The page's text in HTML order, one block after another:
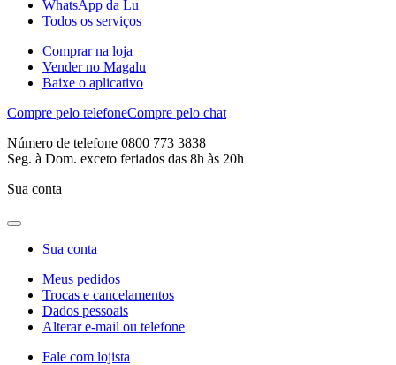
WhatsApp da Lu
Todos os serviços
Comprar na loja
Vender no Magalu
Baixe o aplicativo
Compre pelo telefoneCompre pelo chat
Número de telefone 0800 773 3838
Seg. à Dom. exceto feriados das 8h às 20h
Sua conta
Sua conta
Meus pedidos
Trocas e cancelamentos
Dados pessoais
Alterar e-mail ou telefone
Fale com lojista